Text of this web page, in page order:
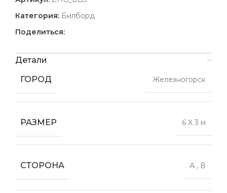
Категория: Билборд
Поделиться:
Детали
ГОРОД
Железногорск
РАЗМЕР 6 X 3 м
СТОРОНА А , В